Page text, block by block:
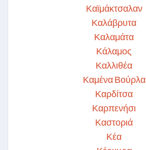
Καϊμάκτσαλαν
Καλάβρυτα
Καλαμάτα
Κάλαμος
Καλλιθέα
Καμένα Βούρλα
Καρδίτσα
Καρπενήσι
Καστοριά
Κέα